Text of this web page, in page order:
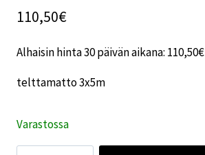
110,50€
Alhaisin hinta 30 päivän aikana: 110,50€
telttamatto 3x5m
Varastossa